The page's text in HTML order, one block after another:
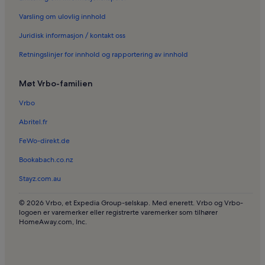
Ferieboliger i Fuengirola
Ferieboliger i Benalmádena Pueblo
Ferieboliger i Costa del Sol-plassen
Leiligheter i Málaga
Hus i Málaga
Villaer i Málaga
Varsling om ulovlig innhold
Juridisk informasjon / kontakt oss
Retningslinjer for innhold og rapportering av innhold
Møt Vrbo-familien
Vrbo
Abritel.fr
FeWo-direkt.de
Bookabach.co.nz
Stayz.com.au
© 2026 Vrbo, et Expedia Group-selskap. Med enerett. Vrbo og Vrbo-
logoen er varemerker eller registrerte varemerker som tilhører
HomeAway.com, Inc.